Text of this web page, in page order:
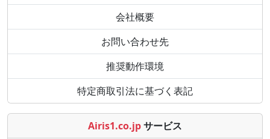
会社概要
お問い合わせ先
推奨動作環境
特定商取引法に基づく表記
Airis1.co.jpサービス